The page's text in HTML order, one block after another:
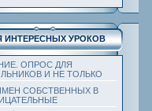
ИНТЕРЕСНЫХ УРОКОВ
ОПРОС ДЛЯ
И НЕ ТОЛЬКО
СОБСТВЕННЫХ В